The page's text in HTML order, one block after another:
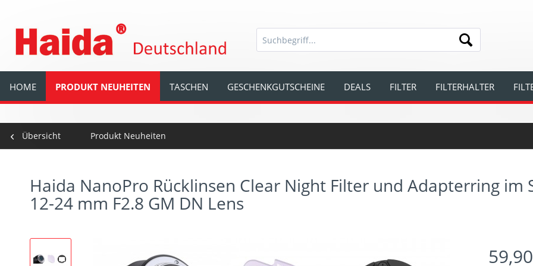
HOME PRODUKT NEUHEITEN TASCHEN GESCHENKGUTSCHEINE DEALS FILTER FILTERHALTER
Übersicht Produkt Neuheiten
Haida NanoPro Rücklinsen Clear Night Filter und Adapterring im
12-24 mm F2.8 GM DN Lens